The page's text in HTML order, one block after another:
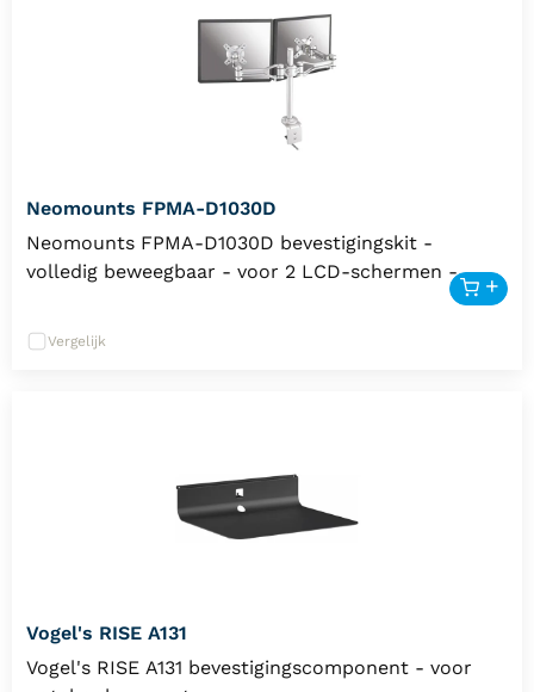
Neomounts FPMA-D1030D
Neomounts FPMA-D1030D bevestigingskit -
volledig beweegbaar - voor 2 LCD-schermen -
Vergelijk
Vogel's RISE A131
Vogel's RISE A131 bevestigingscomponent - voor